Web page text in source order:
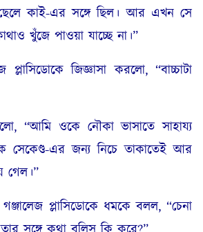
কাই-এর সঙ্গে ছিল। আর এখন সে
খুঁজে পাওয়া যাচ্ছে না।”
জিজ্ঞাসা করলো, “বাচ্চাটা
“আমি ওকে নৌকা ভাসাতে সাহায্য
সেকেণ্ড-এর জন্য নিচে তাকাতেই আর
গেল।”
প্লাসিডোকে ধমকে বলল, “চেনা